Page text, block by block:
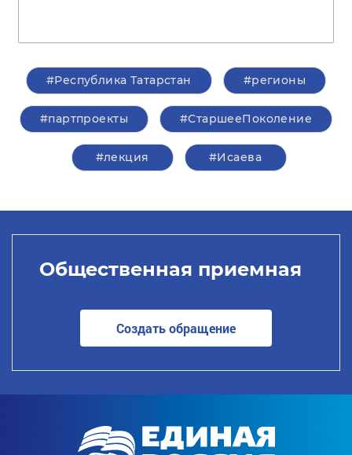
#Республика Татарстан #регионы
#партпроекты #СтаршееПоколение
#лекция #Исаева
Общественная приемная
Создать обращение